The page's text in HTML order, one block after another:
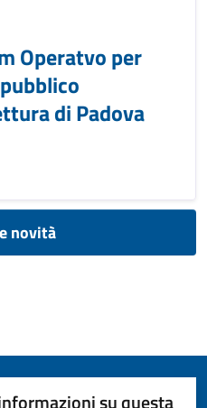
Operatvo per
di Padova
novità
su questa